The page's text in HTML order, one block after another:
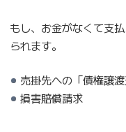
もし、お金がなくて支
られます。
売掛先への「債権譲渡
損害賠償請求